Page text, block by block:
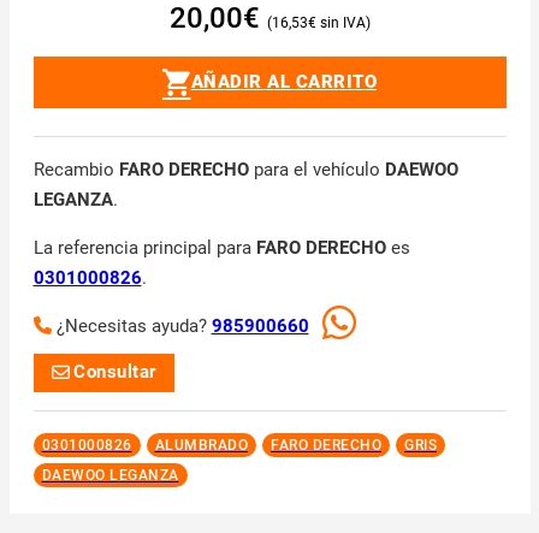
20,00€ 16,53€
AÑADIR AL CARRITO
Recambio FARO DERECHOpara el vehículo DAEWOO
LEGANZA.
La referencia principal para FARO DERECHOes
0301000826.
¿Necesitas ayuda? 985900660
Consultar
0301000826 ALUMBRADO FARO DERECHO
GRIS
DAEWOO LEGANZA